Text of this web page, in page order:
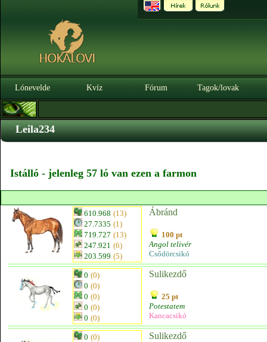
Lónevelde Kvíz Fórum Tagok/lovak
Leila234
Istálló - jelenleg 57 ló van ezen a farmon
610.968 (13)
27.7335 (1)
719.727 (13)
247.921 (6)
203.599 (5)
Ábránd
100 pt
Angol telivér
Csődörcsikó
0 (0)
0 (0)
0 (0)
0 (0)
0 (0)
Sulikezdő
25 pt
Potestatem
Kancacsikó
0 (0)
Sulikezdő